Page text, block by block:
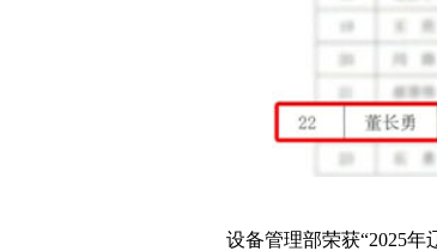
设备管理部荣获“2025年辽